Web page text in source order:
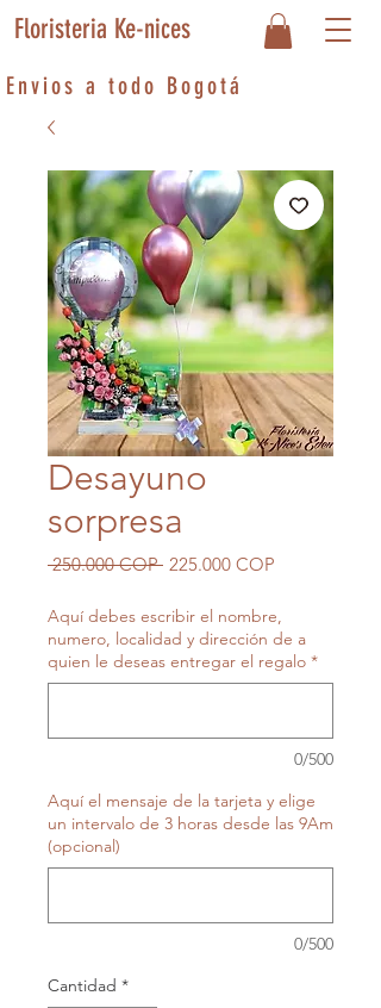
Floristeria Ke-nices
Envios a todo Bogotá
Desayuno
sorpresa
250.000 COP Precio
225.000 COP
oferta
Aquí debes escribir el nombre,
numero, localidad y dirección de a
quien le deseas entregar el regalo *
0/500
Aquí el mensaje de la tarjeta y elige
un intervalo de 3 horas desde las 9Am
(opcional)
0/500
Cantidad *